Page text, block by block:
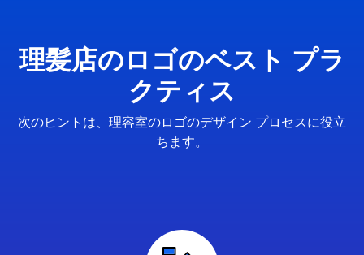
理髪店のロゴのベスト プラ
クティス
次のヒントは、理容室のロゴのデザイン プロセスに役立
ちます。